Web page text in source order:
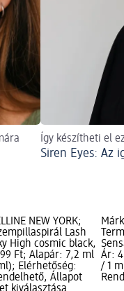
Így készítheti el
Siren Eyes: Az
NEW YORK;
Lash
High cosmic black,
Ft; Alapár: 7,2 ml
Elérhetőség:
Állapot
Ár:
/ 1